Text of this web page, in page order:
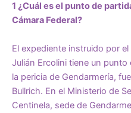
1 ¿Cuál es el punto de
Cámara Federal?
El expediente instruido por
Julián Ercolini tiene un
la pericia de Gendarmería,
Bullrich. En el Ministerio de
Centinela, sede de